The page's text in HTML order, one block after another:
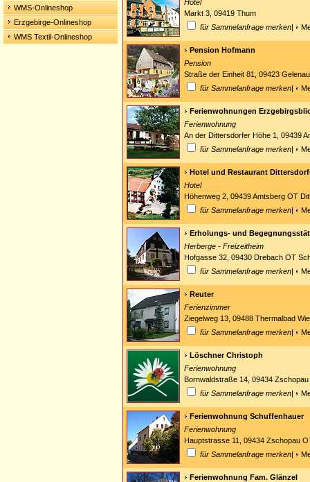
WMS-Onlineshop
Erzgebirge-Onlineshop
WMS Textil-Onlineshop
Hotel
Markt 3, 09419 Thum
für Sammelanfrage merken|
Pension Hofmann
Pension
Straße der Einheit 81, 09423 Gelenau
für Sammelanfrage merken|
Ferienwohnungen
Ferienwohnung
An der Dittersdorfer Höhe 1, 09439
für Sammelanfrage merken|
Hotel und Restaurant
Hotel
Höhenweg 2, 09439 Amtsberg OT
für Sammelanfrage merken|
Erholungs- und
Herberge - Freizeitheim
Hofgasse 32, 09430 Drebach OT
für Sammelanfrage merken|
Reuter
Ferienzimmer
Ziegelweg 13, 09488 Thermalbad
für Sammelanfrage merken|
Löschner Christoph
Ferienwohnung
Bornwaldstraße 14, 09434
für Sammelanfrage merken|
Ferienwohnung Schuffenhauer
Ferienwohnung
Hauptstrasse 11, 09434 Zschopau
für Sammelanfrage merken|
Ferienwohnung Fam. Glänzel